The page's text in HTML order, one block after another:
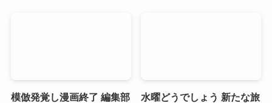
模倣発覚し漫画終了 編集部
水曜どうでしょう 新たな旅